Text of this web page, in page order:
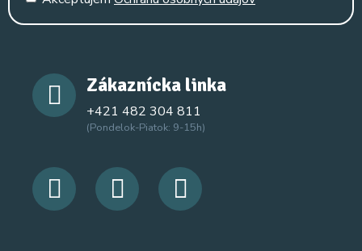
Zákaznícka linka
+421 482 304 811
(Pondelok-Piatok: 9-15h)